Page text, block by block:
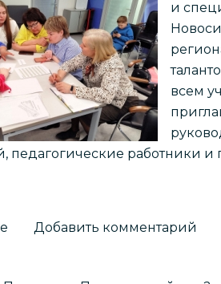
класса
по
диагностической
и
интервенционной
эндоскопии
и
всем
педагогические работники и
Добавить комментарий